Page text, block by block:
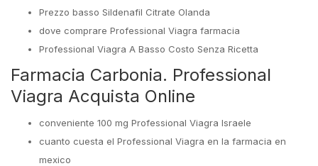
Prezzo basso Sildenafil Citrate Olanda
dove comprare Professional Viagra farmacia
Professional Viagra A Basso Costo Senza Ricetta
Farmacia Carbonia. Professional
Viagra Acquista Online
conveniente 100 mg Professional Viagra Israele
cuanto cuesta el Professional Viagra en la farmacia en
mexico